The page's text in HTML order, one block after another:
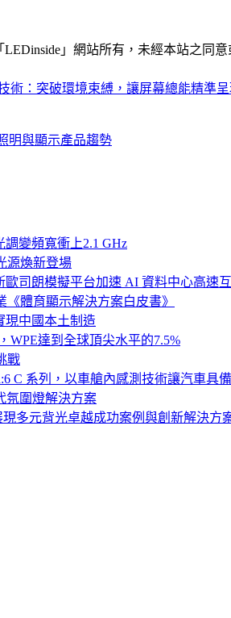
LEDinside」網站所有，未經本站之
術：突破環境束縛，讓屏幕總能精準
明與顯示產品趨勢
變頻寬衝上2.1 GHz
源煥新登場
司朗模擬平台加速 AI 資料中心高速
體育顯示解決方案白皮書》
現中國本土制造
WPE達到全球頂尖水平的7.5%
戰
C 系列，以車艙內感測技術讓汽車具
氛圍燈解決方案
現多元背光卓越成功案例與創新解決方